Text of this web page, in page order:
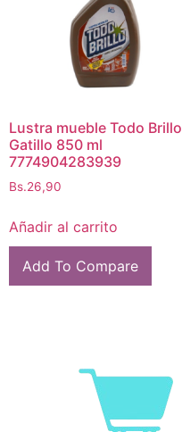
Lustra mueble Todo Brillo
Gatillo 850 ml
7774904283939
Bs.26,90
Añadir al carrito
Add To Compare